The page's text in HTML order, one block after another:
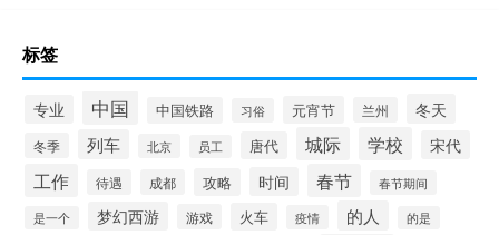
标签
专业 中国 中国铁路 习俗 元宵节 兰州 冬天
冬季 列车 北京 员工 唐代 城际 学校 宋代
工作 待遇 成都 攻略 时间 春节 春节期间
是一个 梦幻西游 游戏 火车 疫情 的人 的是